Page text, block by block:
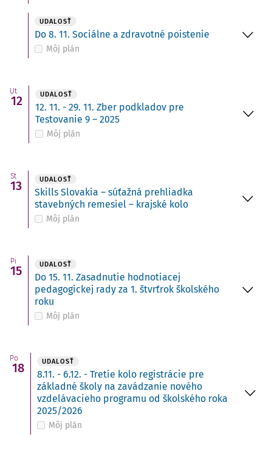
UDALOSŤ
Do 8. 11. Sociálne a zdravotné poistenie
Môj plán
Ut
12 UDALOSŤ
12. 11. - 29. 11. Zber podkladov pre
Testovanie 9 – 2025
Môj plán
St
13 UDALOSŤ
Skills Slovakia – súťažná prehliadka
stavebných remesiel – krajské kolo
Môj plán
Pi
15 UDALOSŤ
Do 15. 11. Zasadnutie hodnotiacej
pedagogickej rady za 1. štvrťrok školského
roku
Môj plán
Po
18 UDALOSŤ
8.11. - 6.12. - Tretie kolo registrácie pre
základné školy na zavádzanie nového
vzdelávacieho programu od školského roka
2025/2026
Môj plán